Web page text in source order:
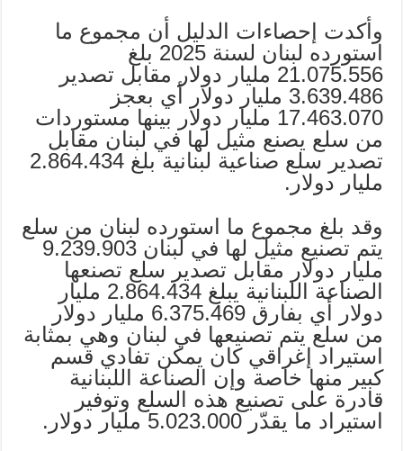
وأكدت إحصاءات الدليل أن مجموع ما
استورده لبنان لسنة 2025 بلغ
21.075.556 مليار دولار مقابل تصدير
3.639.486 مليار دولار أي بعجز
17.463.070 مليار دولار بينها مستوردات
من سلع يصنع مثيل لها في لبنان مقابل
تصدير سلع صناعية لبنانية بلغ 2.864.434
مليار دولار.
وقد بلغ مجموع ما استورده لبنان من سلع
يتم تصنيع مثيل لها في لبنان 9.239.903
مليار دولار مقابل تصدير سلع تصنعها
الصناعة اللبنانية يبلغ 2.864.434 مليار
دولار أي بفارق 6.375.469 مليار دولار
من سلع يتم تصنيعها في لبنان وهي بمثابة
استيراد إغراقي كان يمكن تفادي قسم
كبير منها خاصة وإن الصناعة اللبنانية
قادرة على تصنيع هذه السلع وتوفير
استيراد ما يقدّر 5.023.000 مليار دولار.